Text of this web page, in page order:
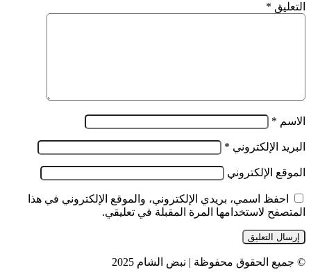
التعليق *
الاسم *
البريد الإلكتروني *
الموقع الإلكتروني
احفظ اسمي، بريدي الإلكتروني، والموقع الإلكتروني في هذا
المتصفح لاستخدامها المرة المقبلة في تعليقي.
© جميع الحقوق محفوظة | نبض الشام 2025